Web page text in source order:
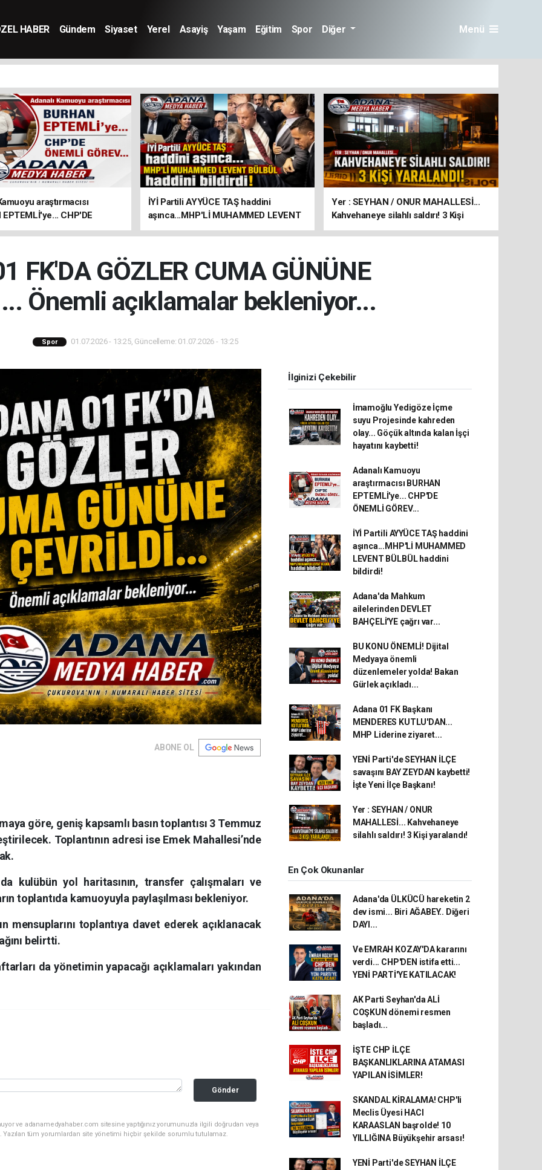
HABER Gündem Siyaset Yerel Asayiş Yaşam Eğitim Spor Diğer Menü
araştırmacısı
EPTEMLİ'ye... CHP'DE
İYİ Partili AYYÜCE TAŞ haddini
aşınca...MHP'Lİ MUHAMMED LEVENT
BÜLBÜL haddini bildirdi!
Yer : SEYHAN / ONUR MAHALLESİ...
Kahvehaneye silahlı saldırı! 3 Kişi
yaralandı!
FK'DA GÖZLER CUMA GÜNÜNE
Önemli açıklamalar bekleniyor...
Spor 01.07.2026 - 13:25, Güncelleme: 01.07.2026 - 13:25
ABONE OL
göre, geniş kapsamlı basın toplantısı 3 Temmuz
Toplantının adresi ise Emek Mahallesi’nde
kulübün yol haritasının, transfer çalışmaları ve
toplantıda kamuoyuyla paylaşılması bekleniyor.
mensuplarını toplantıya davet ederek açıklanacak
belirtti.
da yönetimin yapacağı açıklamaları yakından
Gönder
ve adanamedyahaber.com sitesine yaptığınız yorumunuzla ilgili doğrudan veya
Yazılan tüm yorumlardan site yönetimi hiçbir şekilde sorumlu tutulamaz.
İlginizi Çekebilir
İmamoğlu Yedigöze İçme
suyu Projesinde kahreden
olay... Göçük altında kalan İşçi
hayatını kaybetti!
Adanalı Kamuoyu
araştırmacısı BURHAN
EPTEMLİ'ye... CHP'DE
ÖNEMLİ GÖREV...
İYİ Partili AYYÜCE TAŞ haddini
aşınca...MHP'Lİ MUHAMMED
LEVENT BÜLBÜL haddini
bildirdi!
Adana'da Mahkum
ailelerinden DEVLET
BAHÇELİ'YE çağrı var...
BU KONU ÖNEMLİ! Dijital
Medyaya önemli
düzenlemeler yolda! Bakan
Gürlek açıkladı...
Adana 01 FK Başkanı
MENDERES KUTLU'DAN...
MHP Liderine ziyaret...
YENİ Parti'de SEYHAN İLÇE
savaşını BAY ZEYDAN kaybetti!
İşte Yeni İlçe Başkanı!
Yer : SEYHAN / ONUR
MAHALLESİ... Kahvehaneye
silahlı saldırı! 3 Kişi yaralandı!
En Çok Okunanlar
Adana'da ÜLKÜCÜ hareketin 2
dev ismi... Biri AĞABEY.. Diğeri
DAYI...
Ve EMRAH KOZAY'DA kararını
verdi... CHP'DEN istifa etti...
YENİ PARTİ'YE KATILACAK!
AK Parti Seyhan'da ALİ
COŞKUN dönemi resmen
başladı...
İŞTE CHP İLÇE
BAŞKANLIKLARINA ATAMASI
YAPILAN İSİMLER!
SKANDAL KİRALAMA! CHP'li
Meclis Üyesi HACI
KARAASLAN başrolde! 10
YILLIĞINA Büyükşehir arsası!
YENİ Parti'de SEYHAN İLÇE